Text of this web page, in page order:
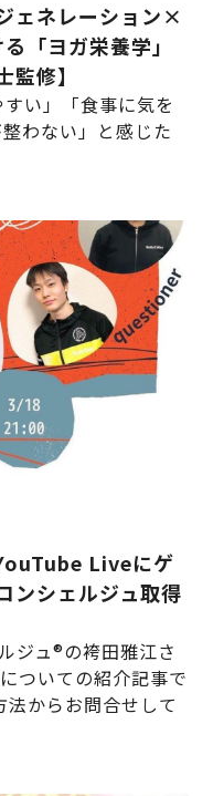
ェネレーション×
「ヨガ栄養学」
修】
い」「食事に気を
わない」と感じた
Liveにゲ
ンシェルジュ取得
ジュ®の袴田雅江さ
ついての紹介記事で
からお問合せして